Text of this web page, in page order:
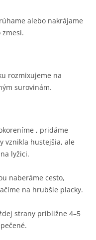
alebo nakrájame
rozmixujeme na
surovinám.
, pridáme
vznikla hustejšia, ale
lyžici.
naberáme cesto,
na hrubšie placky.
strany približne 4–5